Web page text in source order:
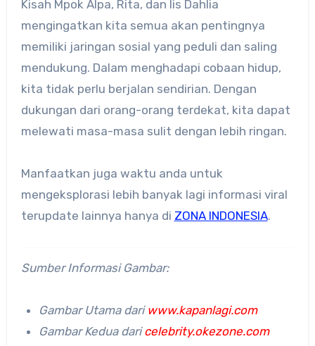
Kisah Mpok Alpa, Rita, dan Iis Dahlia
mengingatkan kita semua akan pentingnya
memiliki jaringan sosial yang peduli dan saling
mendukung. Dalam menghadapi cobaan hidup,
kita tidak perlu berjalan sendirian. Dengan
dukungan dari orang-orang terdekat, kita dapat
melewati masa-masa sulit dengan lebih ringan.
Manfaatkan juga waktu anda untuk
mengeksplorasi lebih banyak lagi informasi viral
terupdate lainnya hanya di ZONA INDONESIA.
Sumber Informasi Gambar:
Gambar Utama dari www.kapanlagi.com
Gambar Kedua daricelebrity.okezone.com